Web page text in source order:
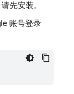
请先安装。
账号登录